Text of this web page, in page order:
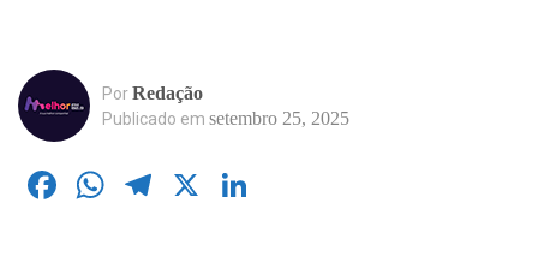
PorRedação
Publicado em setembro 25, 2025
Facebook
WhatsApp
Telegram
X